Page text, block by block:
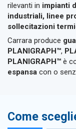
rilevanti in impianti
industriali, linee
sollecitazioni
Carrara produce
PLANIGRAPH™,
PLANIGRAPH™ è
espansa con o
Come